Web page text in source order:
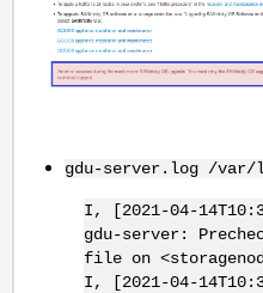
gdu-server.log /var/
I, [2021-04-
gdu-server:
file on
I, [2021-04-